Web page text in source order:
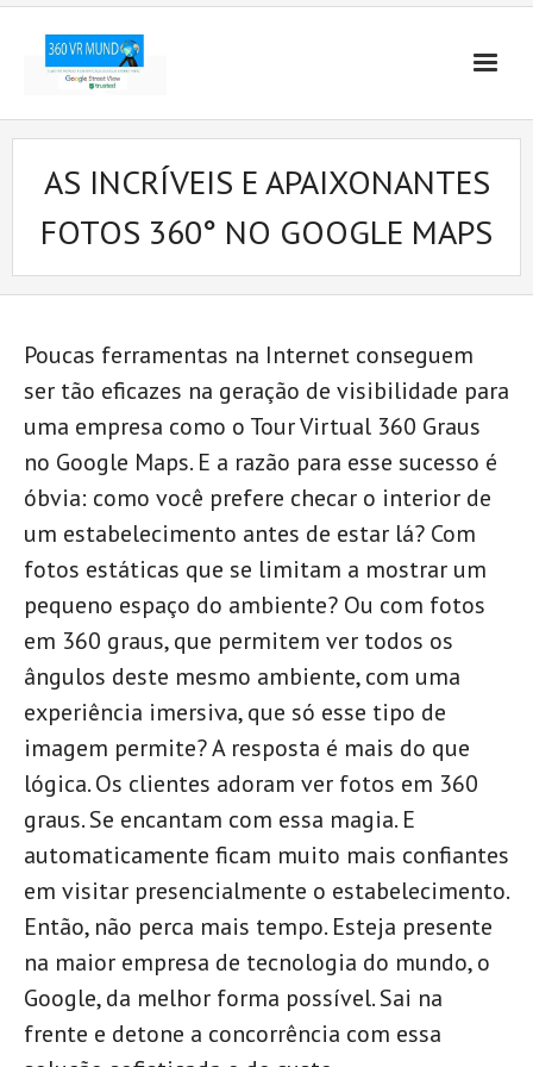
AS INCRÍVEIS E APAIXONANTES
FOTOS 360° NO GOOGLE MAPS
Poucas ferramentas na Internet conseguem
ser tão eficazes na geração de visibilidade para
uma empresa como o Tour Virtual 360 Graus
no Google Maps. E a razão para esse sucesso é
óbvia: como você prefere checar o interior de
um estabelecimento antes de estar lá? Com
fotos estáticas que se limitam a mostrar um
pequeno espaço do ambiente? Ou com fotos
em 360 graus, que permitem ver todos os
ângulos deste mesmo ambiente, com uma
experiência imersiva, que só esse tipo de
imagem permite? A resposta é mais do que
lógica. Os clientes adoram ver fotos em 360
graus. Se encantam com essa magia. E
automaticamente ficam muito mais confiantes
em visitar presencialmente o estabelecimento.
Então, não perca mais tempo. Esteja presente
na maior empresa de tecnologia do mundo, o
Google, da melhor forma possível. Sai na
frente e detone a concorrência com essa